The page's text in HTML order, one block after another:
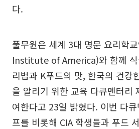
다.
풀무원은 세계 3대 명문 요리학
Institute of America)와 함께 식
리법과 K푸드의 맛, 한국의 건강
을 알리기 위한 교육 다큐멘터리
여한다고 23일 밝혔다. 이번 다
프를 비롯해 CIA 학생들과 푸드